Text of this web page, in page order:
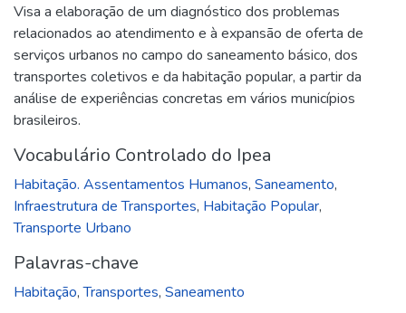
Visa a elaboração de um diagnóstico dos problemas
relacionados ao atendimento e à expansão de oferta de
serviços urbanos no campo do saneamento básico, dos
transportes coletivos e da habitação popular, a partir da
análise de experiências concretas em vários municípios
brasileiros.
Vocabulário Controlado do Ipea
Habitação. Assentamentos Humanos, Saneamento,
Infraestrutura de Transportes, Habitação Popular,
Transporte Urbano
Palavras-chave
Habitação,Transportes, Saneamento